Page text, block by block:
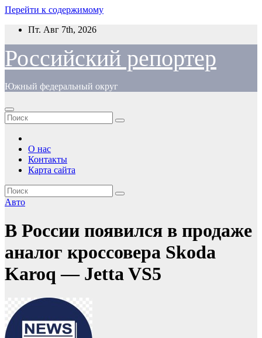
Перейти к содержимому
Пт. Авг 7th, 2026
Российский репортер
Южный федеральный округ
О нас
Контакты
Карта сайта
Авто
В России появился в продаже
аналог кроссовера Skoda
Karoq — Jetta VS5